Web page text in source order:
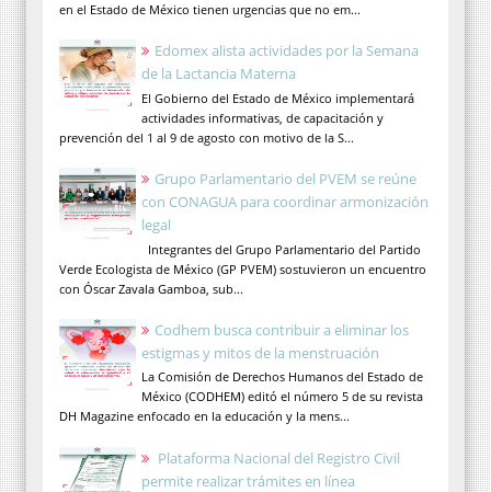
en el Estado de México tienen urgencias que no em...
Edomex alista actividades por la Semana
de la Lactancia Materna
El Gobierno del Estado de México implementará
actividades informativas, de capacitación y
prevención del 1 al 9 de agosto con motivo de la S...
Grupo Parlamentario del PVEM se reúne
con CONAGUA para coordinar armonización
legal
Integrantes del Grupo Parlamentario del Partido
Verde Ecologista de México (GP PVEM) sostuvieron un encuentro
con Óscar Zavala Gamboa, sub...
Codhem busca contribuir a eliminar los
estigmas y mitos de la menstruación
La Comisión de Derechos Humanos del Estado de
México (CODHEM) editó el número 5 de su revista
DH Magazine enfocado en la educación y la mens...
Plataforma Nacional del Registro Civil
permite realizar trámites en línea